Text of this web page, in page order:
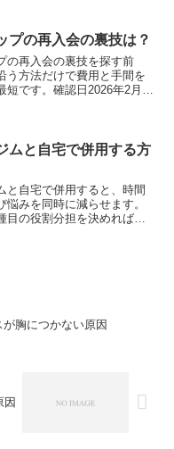
安があるなら、対策の優先
。周囲の視線...
プの再入会の裏技は？
の再入会の裏技を探す前
う方法だけで費用と手間を
短です。確認日2026年2月
ムと自宅で併用する方
と自宅で併用すると、時間
悩みを同時に減らせます。
目の役割分担を決めれば、
胸につかない原因
因